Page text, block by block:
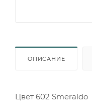
ОПИСАНИЕ
Цвет 602 Smeraldo